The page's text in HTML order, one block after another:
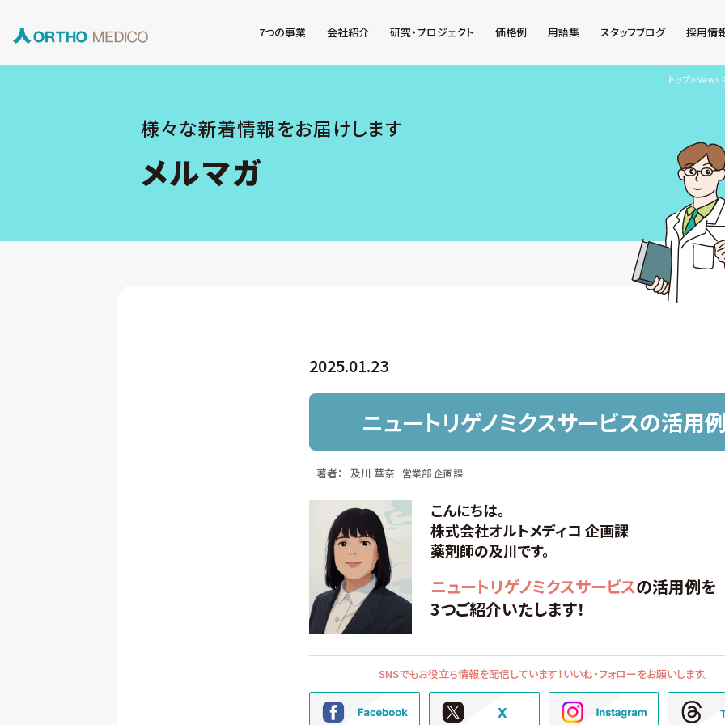
7つの事業 会社紹介 研究・プロジェクト 価格例 用語集 スタッフブログ 採用情
トップ>News
様々な新着情報をお届けします
メルマガ
2025.01.23
ニュートリゲノミクスサービスの活用
著者： 及川 華奈 営業部 企画課
こんにちは。
株式会社オルトメディコ 企画課
薬剤師の及川です。
ニュートリゲノミクスサービスの活用例を
3つご紹介いたします！
SNSでもお役立ち情報を配信しています！いいね・フォローをお願いします。